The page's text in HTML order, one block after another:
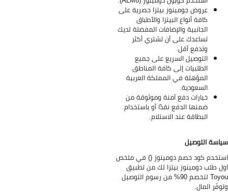
عروض جومينوز بيتزا حصرية على
كافة أنواع البيتزا والأطباق
الجانبية والإضافات المفضلة لديك
تساعدك على أن تشتري أكثر
وتدفع أقل.
التوصيل السريع على جميع
الطلبيات إلى كافة المناطق
المؤهلة في المملكة العربية
السعودية.
خيارات دفع آمنة وموثوقة من
ضمنها الدفع نقدًا أو باستخدام
البطاقة عند الاستلام.
التوصيل
كود خصم دومينوز () في ملخص
طلب دومينوز بيتزا لك من تطبيق
Toyou لتخصم 90% من رسوم التوصيل
المال.